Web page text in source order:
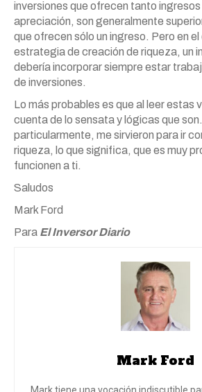
inversiones que ofrecen tanto
apreciación, son generalmente
que ofrecen sólo un ingreso. Pero en
estrategia de creación de riqueza, un
debería incorporar siempre estar
de inversiones.
Lo más probables es que al leer estas
cuenta de lo sensata y lógicas que
particularmente, me sirvieron para ir
riqueza, lo que significa, que es muy
funcionen a ti.
Saludos
Mark Ford
Para El Inversor Diario
Mark Ford